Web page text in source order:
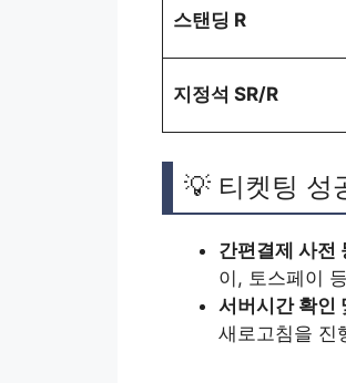
스탠딩 R
지정석 SR/R
💡 티켓팅 성
간편결제 사전
이, 토스페이 등
서버시간 확인
새로고침을 진